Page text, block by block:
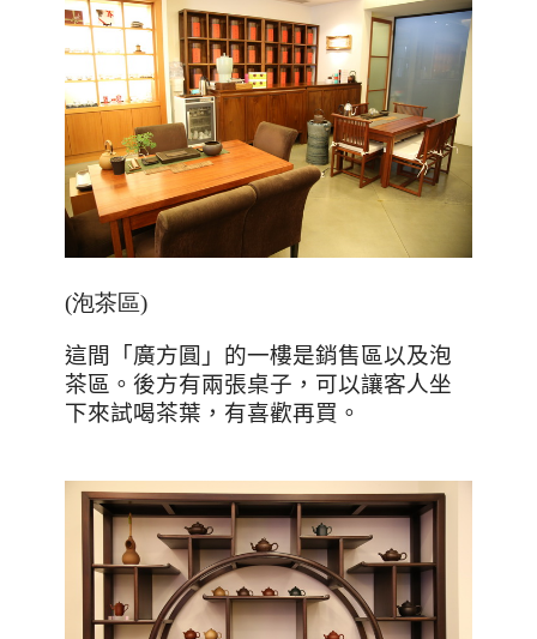
(泡茶區)
這間「廣方圓」的一樓是銷售區以及泡
茶區。 後方有兩張桌子，可以讓客人坐
下來試喝茶葉，有喜歡再買。